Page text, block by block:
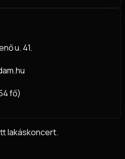
u. 41.
fő)
lakáskoncert.